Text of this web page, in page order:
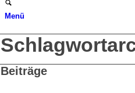
Menü
Beiträge